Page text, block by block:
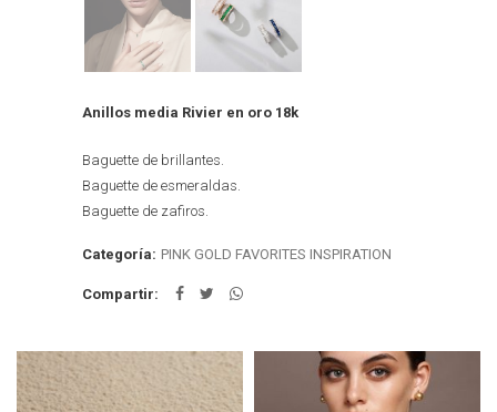
Anillos media Rivier en oro 18k
Baguette de brillantes.
Baguette de esmeraldas.
Baguette de zafiros.
Categoría: PINK GOLD FAVORITES INSPIRATION
Compartir